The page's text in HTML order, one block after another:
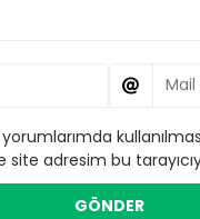
adresim bu